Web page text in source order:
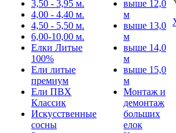
3,50 - 3,95 м.
4,00 - 4,40 м.
4,50 - 5,50 м.
6,00-10,00 м.
Елки Литые
100%
Ели литые
премиум
Ели ПВХ
Классик
Искусственные
сосны
выше 12,0
м
выше 13,0
м
выше 14,0
м
выше 15,0
м
Монтаж и
демонтаж
больших
елок